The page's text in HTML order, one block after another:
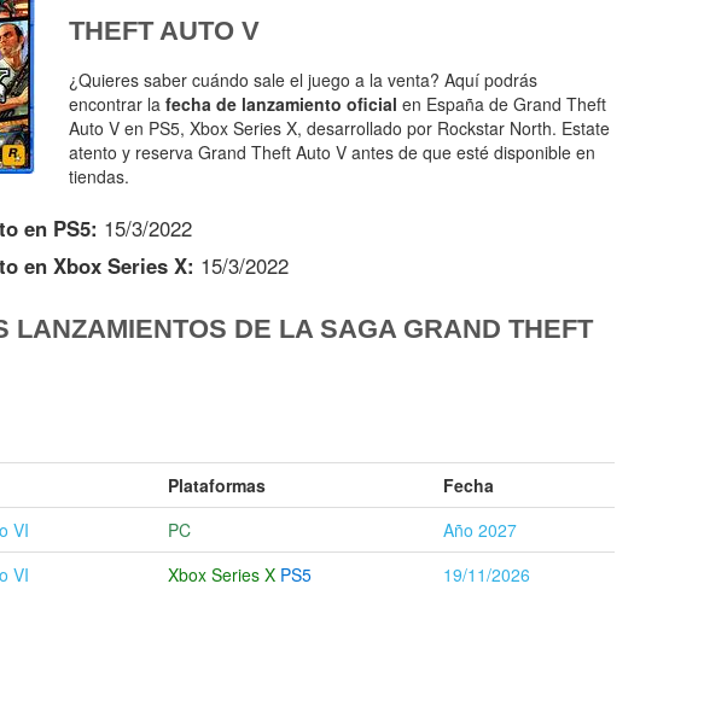
THEFT AUTO V
¿Quieres saber cuándo sale el juego a la venta? Aquí podrás
encontrar la fecha de lanzamiento oficial en España de Grand Theft
Auto V en PS5, Xbox Series X, desarrollado por Rockstar North. Estate
atento y reserva Grand Theft Auto V antes de que esté disponible en
tiendas.
en PS5: 15/3/2022
en Xbox Series X: 15/3/2022
LANZAMIENTOS DE LA SAGA GRAND THEFT
Plataformas
Fecha
VI
PC
Año 2027
VI
Xbox Series X PS5 19/11/2026